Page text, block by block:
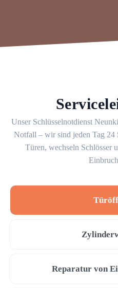
Unser Schlüsselnotdienst
Notfall – wir sind jeden Tag 24
Türen, wechseln Schlösser
Reparatur von